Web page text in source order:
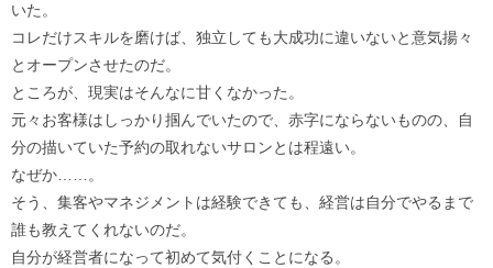
いた。
コレだけスキルを磨けば、独立しても大成功に違いないと意気揚々
とオープンさせたのだ。
ところが、現実はそんなに甘くなかった。
元々お客様はしっかり掴んでいたので、赤字にならないものの、自
分の描いていた予約の取れないサロンとは程遠い。
なぜか……。
そう、集客やマネジメントは経験できても、経営は自分でやるまで
誰も教えてくれないのだ。
自分が経営者になって初めて気付くことになる。